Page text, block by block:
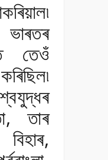
তেওঁ
তাৰ